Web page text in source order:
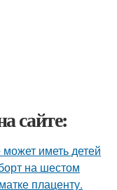
сайте:
иметь детей
на шестом
плаценту.